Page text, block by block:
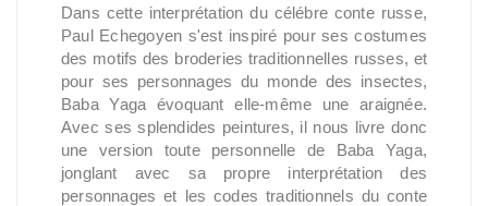
Dans cette interprétation du célébre conte russe,
Paul Echegoyen s'est inspiré pour ses costumes
des motifs des broderies traditionnelles russes, et
pour ses personnages du monde des insectes,
Baba Yaga évoquant elle-même une araignée.
Avec ses splendides peintures, il nous livre donc
une version toute personnelle de Baba Yaga,
jonglant avec sa propre interprétation des
personnages et les codes traditionnels du conte